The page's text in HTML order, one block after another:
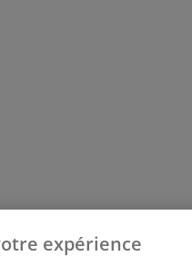
expérience